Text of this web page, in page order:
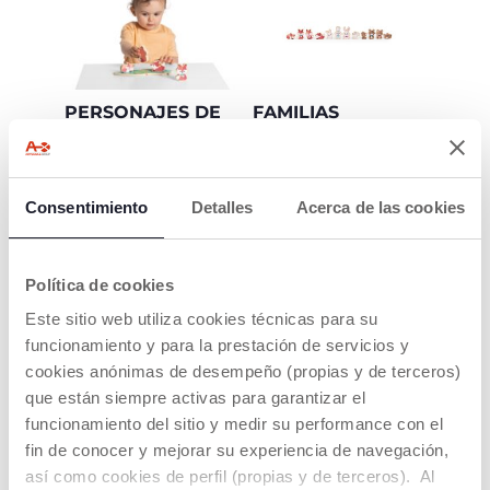
Consentimiento Detalles Acerca de las cookies
Política de cookies
Este sitio web utiliza cookies técnicas para su
funcionamiento y para la prestación de servicios y
cookies anónimas de desempeño (propias y de terceros)
que están siempre activas para garantizar el
funcionamiento del sitio y medir su performance con el
fin de conocer y mejorar su experiencia de navegación,
así como cookies de perfil (propias y de terceros). Al
PERSONAJES DE
EL MÉTODO
MONTESSORI
La madera es un
cual los niños pueden
conciencia sensorial
tocando y
experimentando el
mundo através de sus
sentidos. Los juguetes
de madera son
resistentes, duraderos
por naturaleza, y están
diseñados para durar
FAMILIAS
mundo de My Wood
tus animalitos de
madera en nuevas y
emocionantes
aventuras